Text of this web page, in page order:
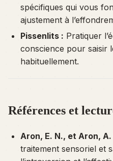
spécifiques qui vous
ajustement à
Pissenlits : Pratiquer
conscience pour saisir
habituellement.
Références et
Aron, E. N., et Aron, A.
traitement sensoriel et